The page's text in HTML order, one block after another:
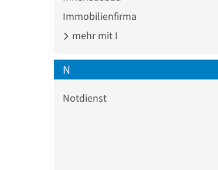
Immobilienfirma
mehr mit I
N
Notdienst